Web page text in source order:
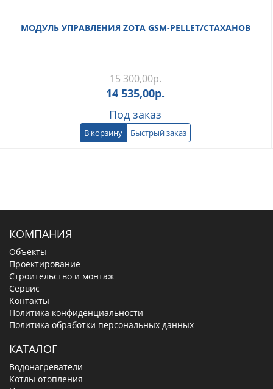
МОДУЛЬ УПРАВЛЕНИЯ ZOTA GSM-PELLET/СТАХАНОВ
15 300,00р.
14 535,00р.
Под заказ
В корзину Быстрый заказ
КОМПАНИЯ
Объекты
Проектирование
Строительство и монтаж
Сервис
Контакты
Политика конфиденциальности
Политика обработки персональных данных
КАТАЛОГ
Водонагреватели
Котлы отопления